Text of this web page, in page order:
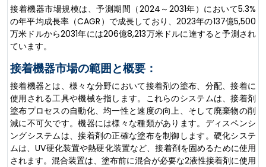
接着機器市場規模は、予測期間（2024～2031年）において5.3%
の年平均成長率（CAGR）で成長しており、2023年の137億5,500
万米ドルから2031年には206億8,213万米ドルに達すると予測され
ています。
接着機器市場の範囲と概要：
接着機器とは、様々な分野において接着剤の塗布、分配、接着に
使用される工具や機械を指します。これらのシステムは、接着剤
塗布プロセスの自動化、均一性と速度の向上、そして廃棄物の削
減に不可欠です。機器には様々な種類があります。ディスペンシ
ングシステムは、接着剤の正確な塗布を制御します。硬化システ
ムは、UV硬化装置や熱硬化装置など、接着剤を固めるために使用
されます。混合装置は、塗布前に混合が必要な2液性接着剤に使用